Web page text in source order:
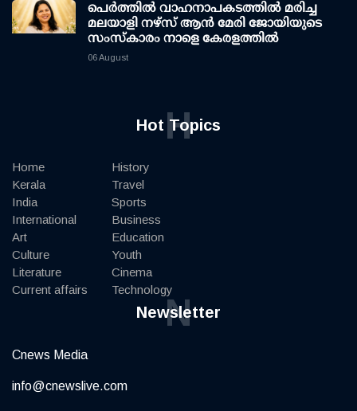
പെർത്തിൽ വാഹനാപകടത്തിൽ മരിച്ച
മലയാളി നഴ്സ് ആൻ മേരി ജോയിയുടെ
സംസ്കാരം നാളെ കേരളത്തിൽ
06 August
Hot Topics
H
Home
Kerala
India
International
Art
Culture
Literature
Current affairs
History
Travel
Sports
Business
Education
Youth
Cinema
Technology
Newsletter
N
Cnews Media
info@cnewslive.com